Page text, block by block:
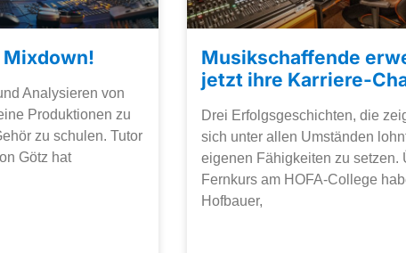
Mixdown!
Analysieren von
Produktionen zu
zu schulen. Tutor
Götz hat
Musikschaffende
jetzt ihre Karriere-
Drei Erfolgsgeschichten, die
sich unter allen Umständen
eigenen Fähigkeiten zu setzen.
Fernkurs am HOFA-College
Hofbauer,